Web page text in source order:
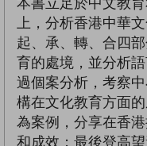
上，分析香港中華
起、承、轉、合四
育的處境，並分析
過個案分析，考察
構在文化教育方面
為案例，分享在香
和成效；最後登高